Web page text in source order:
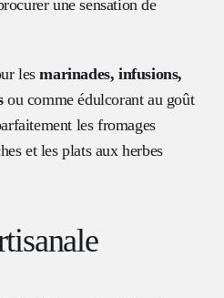
une sensation de
lesmarinades, infusions,
ou comme édulcorant au goût
les fromages
et les plats aux herbes